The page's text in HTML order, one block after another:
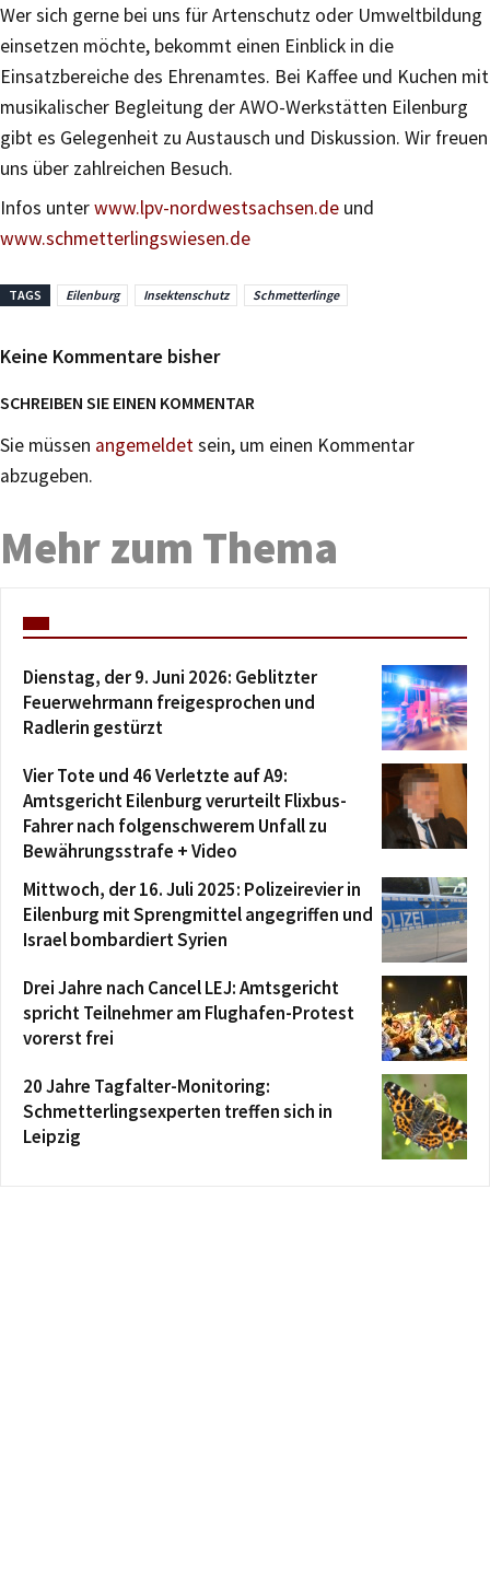
Wer sich gerne bei uns für Artenschutz oder Umweltbildung
einsetzen möchte, bekommt einen Einblick in die
Einsatzbereiche des Ehrenamtes. Bei Kaffee und Kuchen mit
musikalischer Begleitung der AWO-Werkstätten Eilenburg
gibt es Gelegenheit zu Austausch und Diskussion. Wir freuen
uns über zahlreichen Besuch.
Infos unterwww.lpv-nordwestsachsen.de und
www.schmetterlingswiesen.de
TAGS Eilenburg Insektenschutz Schmetterlinge
Keine Kommentare bisher
SCHREIBEN SIE EINEN KOMMENTAR
Sie müssen angemeldetsein, um einen Kommentar
abzugeben.
Mehr zum Thema
Dienstag, der 9. Juni 2026: Geblitzter
Feuerwehrmann freigesprochen und
Radlerin gestürzt
Vier Tote und 46 Verletzte auf A9:
Amtsgericht Eilenburg verurteilt Flixbus-
Fahrer nach folgenschwerem Unfall zu
Bewährungsstrafe + Video
Mittwoch, der 16. Juli 2025: Polizeirevier in
Eilenburg mit Sprengmittel angegriffen und
Israel bombardiert Syrien
Drei Jahre nach Cancel LEJ: Amtsgericht
spricht Teilnehmer am Flughafen-Protest
vorerst frei
20 Jahre Tagfalter-Monitoring:
Schmetterlingsexperten treffen sich in
Leipzig